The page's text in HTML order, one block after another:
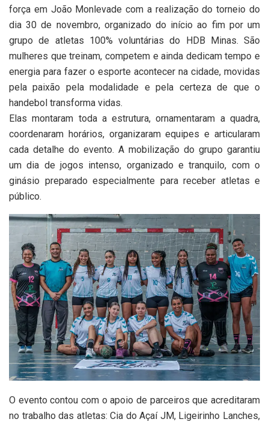
força em João Monlevade com a realização do torneio do
dia 30 de novembro, organizado do início ao fim por um
grupo de atletas 100% voluntárias do HDB Minas. São
mulheres que treinam, competem e ainda dedicam tempo e
energia para fazer o esporte acontecer na cidade, movidas
pela paixão pela modalidade e pela certeza de que o
handebol transforma vidas.
Elas montaram toda a estrutura, ornamentaram a quadra,
coordenaram horários, organizaram equipes e articularam
cada detalhe do evento. A mobilização do grupo garantiu
um dia de jogos intenso, organizado e tranquilo, com o
ginásio preparado especialmente para receber atletas e
público.
O evento contou com o apoio de parceiros que acreditaram
no trabalho das atletas: Cia do Açaí JM, Ligeirinho Lanches,